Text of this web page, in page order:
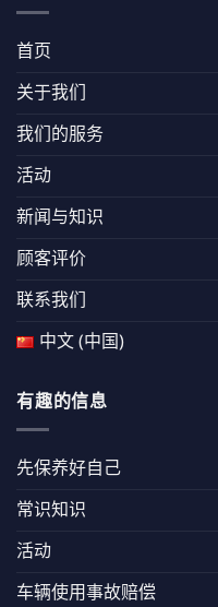
首页
关于我们
我们的服务
活动
新闻与知识
顾客评价
联系我们
中文 (中国)
有趣的信息
先保养好自己
常识知识
活动
车辆使用事故赔偿